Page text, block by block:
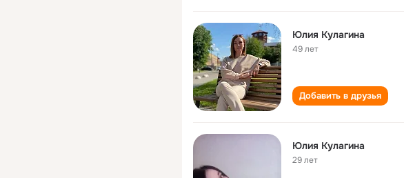
Юлия Кулагина
49 лет
Добавить в друзья
Юлия Кулагина
29 лет